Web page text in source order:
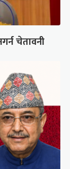
चेतावनी